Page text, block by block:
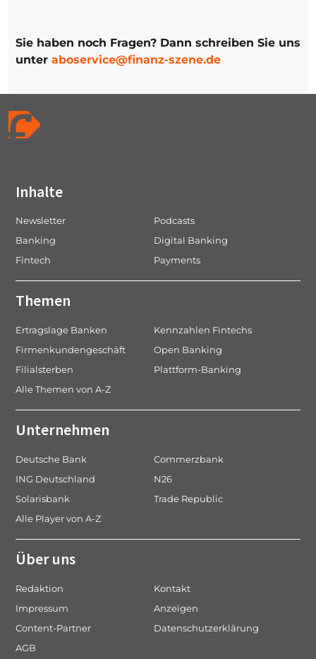
Sie haben noch Fragen? Dann schreiben Sie uns
unter aboservice@finanz-szene.de
Inhalte
Newsletter
Podcasts
Banking
Digital Banking
Fintech
Payments
Themen
Ertragslage Banken
Kennzahlen Fintechs
Firmenkundengeschäft
Open Banking
Filialsterben
Plattform-Banking
Alle Themen von A-Z
Unternehmen
Deutsche Bank
Commerzbank
ING Deutschland
N26
Solarisbank
Trade Republic
Alle Player von A-Z
Über uns
Redaktion
Kontakt
Impressum
Anzeigen
Content-Partner
Datenschutzerklärung
AGB